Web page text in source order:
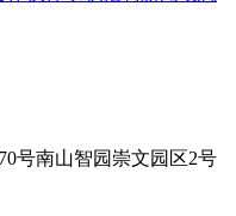
号南山智园崇文园区2号